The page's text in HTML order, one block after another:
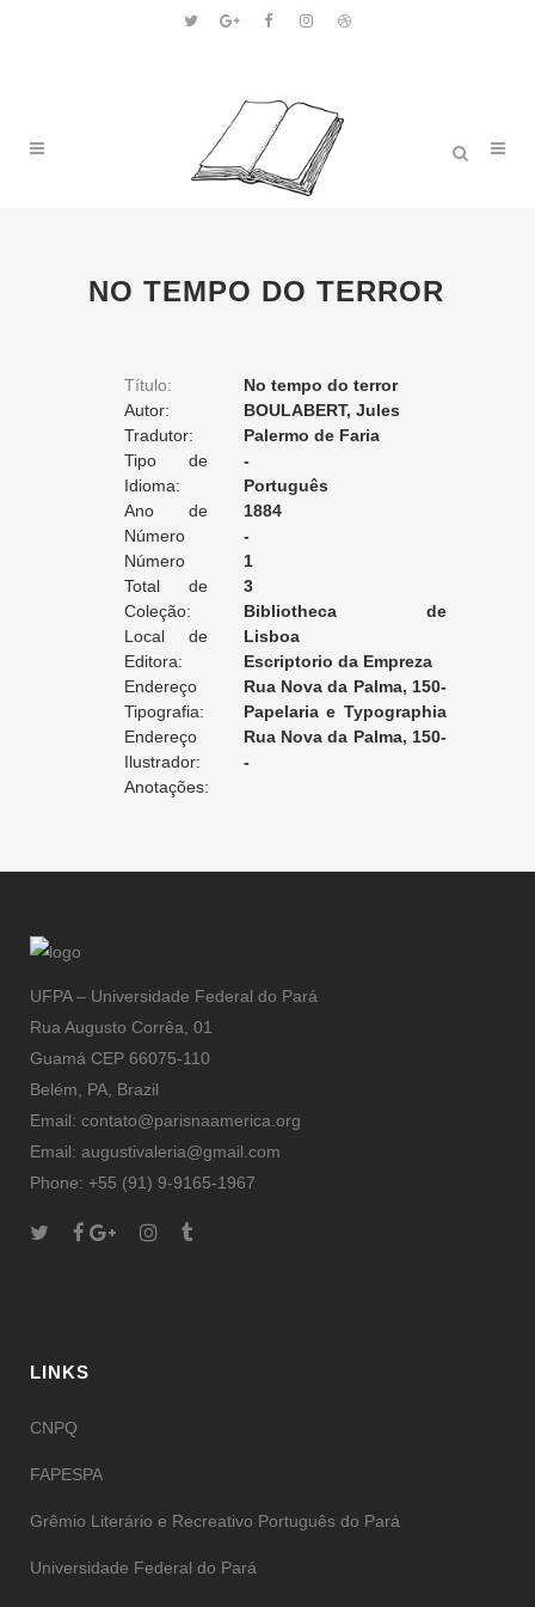
NO TEMPO DO TERROR
Título:
No tempo do terror
Autor:
BOULABERT, Jules
Tradutor:
Palermo de Faria
Tipo de
Tradução:
-
Idioma:
Português
Ano de
Edição:
1884
Número
da Edição:
-
Número
do Volume:
1
Total de
Volumes:
3
Coleção:
Bibliotheca de
Romances Baratos
Local de
Edição:
Lisboa
Editora:
Escriptorio da Empreza
Endereço
da Editora:
Rua Nova da Palma, 150-
Tipografia:
Papelaria e Typographia
de Eduardo Roza
Endereço
da Tipografia:
Rua Nova da Palma, 150-
154 [Lisboa]
Ilustrador:
-
Anotações:
UFPA – Universidade Federal do Pará
Rua Augusto Corrêa, 01
Guamá CEP 66075-110
Belém, PA, Brazil
Email: contato@parisnaamerica.org
Email: augustivaleria@gmail.com
Phone: +55 (91) 9-9165-1967
LINKS
CNPQ
FAPESPA
Grêmio Literário e Recreativo Português do Pará
Universidade Federal do Pará